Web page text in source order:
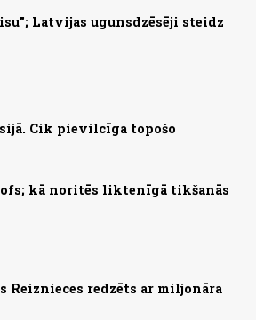
Latvijas ugunsdzēsēji steidz
Cik pievilcīga topošo
kā noritēs liktenīgā tikšanās
Reiznieces redzēts ar miljonāra